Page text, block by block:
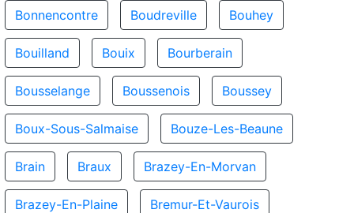
Bonnencontre Boudreville Bouhey
Bouilland Bouix Bourberain
Bousselange Boussenois Boussey
Boux-Sous-Salmaise Bouze-Les-Beaune
Brain Braux Brazey-En-Morvan
Brazey-En-Plaine Bremur-Et-Vaurois